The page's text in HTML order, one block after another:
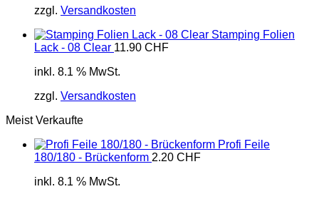
zzgl. Versandkosten
Stamping Folien
Lack - 08 Clear 11.90 CHF
inkl. 8.1 % MwSt.
zzgl. Versandkosten
Meist Verkaufte
Profi Feile
180/180 - Brückenform 2.20 CHF
inkl. 8.1 % MwSt.